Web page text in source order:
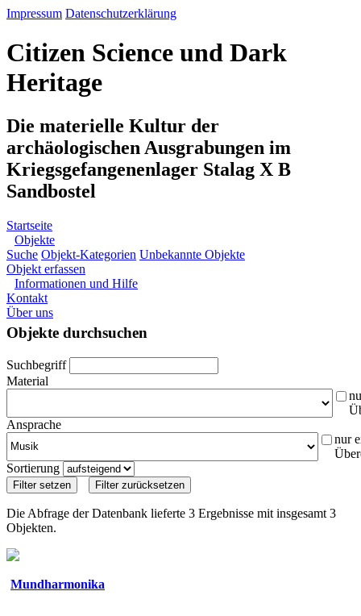
Impressum Datenschutzerklärung
Citizen Science und Dark
Heritage
Die materielle Kultur der
archäologischen Ausgrabungen im
Kriegsgefangenenlager Stalag X B
Sandbostel
Startseite
Objekte
Suche Objekt-Kategorien Unbekannte Objekte
Objekt erfassen
Informationen und Hilfe
Kontakt
Über uns
Objekte durchsuchen
Suchbegriff
Material
Ansprache
nur
Sortierung
Die Abfrage der Datenbank lieferte 3 Ergebnisse mit insgesamt 3
Objekten.
Mundharmonika